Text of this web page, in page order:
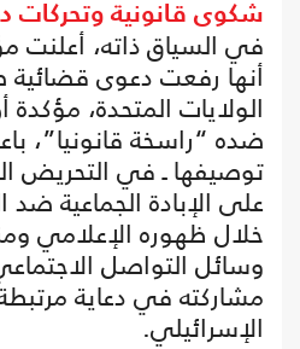
شكوى قانونية وتحركات
في السياق ذاته،
أنها رفعت دعوى
الولايات المتحدة،
ضده “راسخة قانونيا”،
توصيفها ـ في التحريض
على الإبادة الجماعية
خلال ظهوره الإعلامي
وسائل التواصل
مشاركته في دعاية
الإسرائيلي.